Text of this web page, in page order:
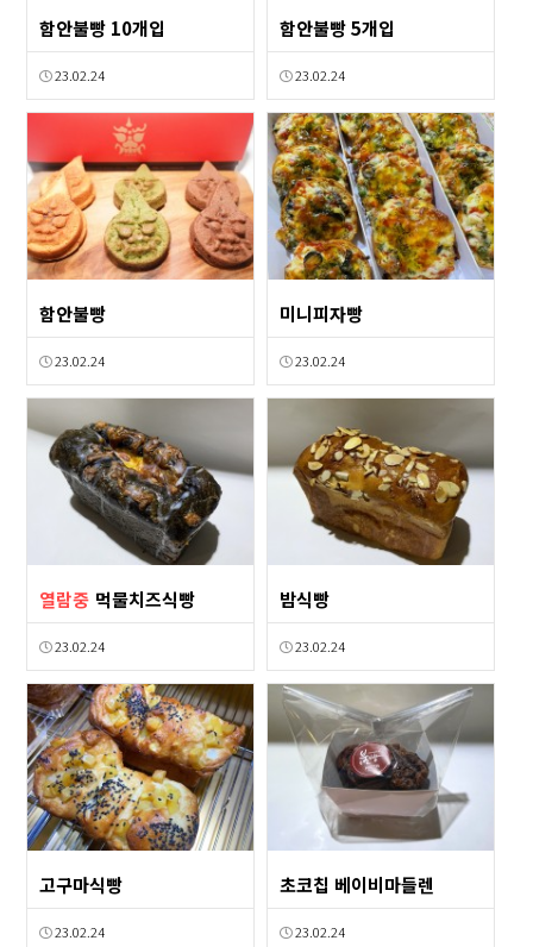
함안불빵 10개입
23.02.24
함안불빵 5개입
23.02.24
함안불빵
23.02.24
미니피자빵
23.02.24
열람중 먹물치즈식빵
23.02.24
밤식빵
23.02.24
고구마식빵
23.02.24
초코칩 베이비마들렌
23.02.24